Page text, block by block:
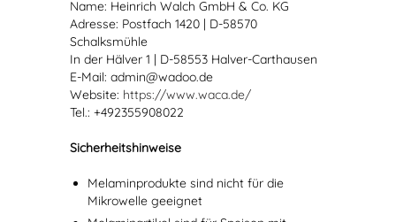
Name: Heinrich Walch GmbH & Co. KG
Adresse: Postfach 1420 | D-58570
Schalksmühle
In der Hälver 1 | D-58553 Halver-Carthausen
E-Mail: admin@wadoo.de
Website: https://www.waca.de/
Tel.: +492355908022
Sicherheitshinweise
Melaminprodukte sind nicht für die
Mikrowelle geeignet